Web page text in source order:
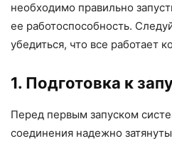
необходимо правильно
ее работоспособность.
убедиться, что все работает
1. Подготовка к
Перед первым запуском
соединения надежно